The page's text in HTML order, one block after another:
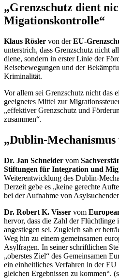
„Grenzschutz dient
Migationskontrolle“
Klaus Rösler von derEU-
unterstrich, dass Grenzschutz nicht
diene, sondern in erster Linie der
Reisebewegungen und der
Kriminalität.
Vor allem sei Grenzschutz nicht das
geeignetes Mittel zur
„effektiver Grenzschutz und
zusammen“.
„Dublin-
Dr. Jan Schneider vom
Stiftungen für Integration und
Weiterentwicklung des Dublin-
Derzeit gebe es „keine gerechte
bei der Aufnahme von
Dr. Robert K. Visser vom
hervor, dass die Zahl der Flüchtlinge
angestiegen sei. Zugleich sah er
Weg hin zu einem gemeinsamen
Asylfragen. In seiner schriftlichen
„oberstes Ziel“ des Gemeinsamen
ein einheitliches Verfahren in der
gleichen Ergebnissen zu kommen“.